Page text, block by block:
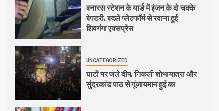
बनारस स्टेशन के यार्ड में इंजन के दो चक्के
बेपटरी, बदले प्लेटफॉर्म से रवाना हुई
शिवगंगा एक्सप्रेस
UNCATEGORIZED
घाटों पर जले दीप, निकली शोभायात्रा और
सुंदरकांड पाठ से गूंजायमान हुई का